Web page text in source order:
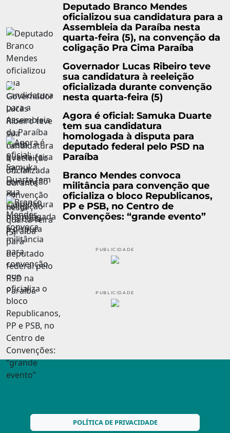
Deputado Branco Mendes
oficializou sua candidatura para a
Assembleia da Paraíba nesta
quarta-feira (5), na convenção da
coligação Pra Cima Paraíba
Governador Lucas Ribeiro teve
sua candidatura à reeleição
oficializada durante convenção
nesta quarta-feira (5)
Agora é oficial: Samuka Duarte
tem sua candidatura
homologada à disputa para
deputado federal pelo PSD na
Paraíba
Branco Mendes convoca
militância para convenção que
oficializa o bloco Republicanos,
PP e PSB, no Centro de
Convenções: “grande evento”
PUBLICIDADE
PUBLICIDADE
POLÍTICA DE PRIVACIDADE